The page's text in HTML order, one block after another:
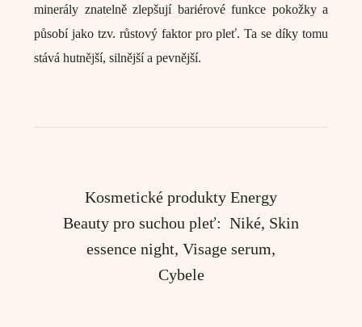
minerály znatelně zlepšují bariérové funkce pokožky a
působí jako tzv. růstový faktor pro pleť. Ta se díky tomu
stává hutnější, silnější a pevnější.
Kosmetické produkty Energy
Beauty pro suchou pleť: Niké, Skin
essence night, Visage serum,
Cybele